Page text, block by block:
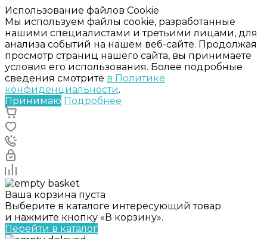
Использование файлов Cookie
Мы используем файлы cookie, разработанные
нашими специалистами и третьими лицами, для
анализа событий на нашем веб-сайте. Продолжая
просмотр страниц нашего сайта, вы принимаете
условия его использования. Более подробные
сведения смотрите в Политике
конфиденциальности.
Принимаю Подробнее
Ваша корзина пуста
Выберите в каталоге интересующий товар
и нажмите кнопку «В корзину».
Перейти в каталог